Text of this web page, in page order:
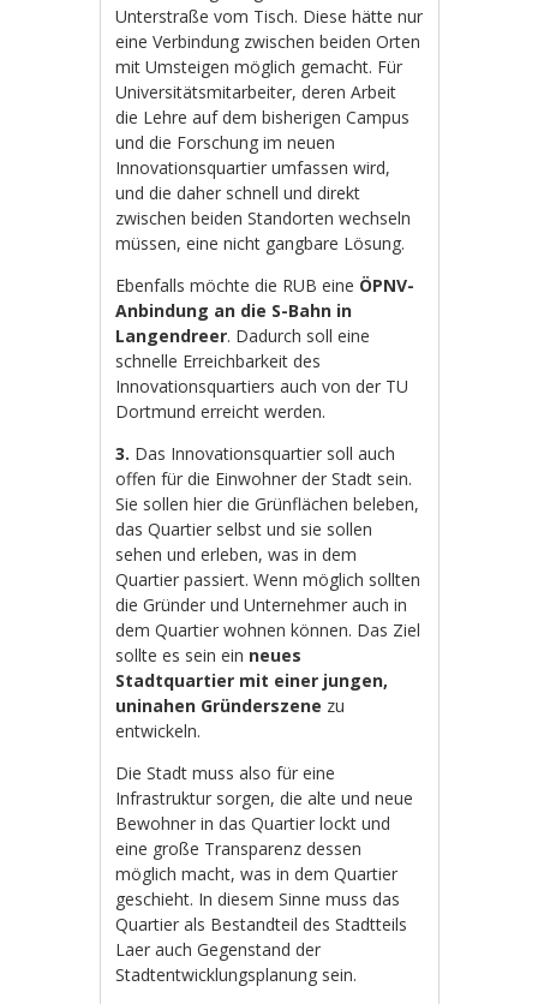
Unterstraße vom Tisch. Diese hätte nur
eine Verbindung zwischen beiden Orten
mit Umsteigen möglich gemacht. Für
Universitätsmitarbeiter, deren Arbeit
die Lehre auf dem bisherigen Campus
und die Forschung im neuen
Innovationsquartier umfassen wird,
und die daher schnell und direkt
zwischen beiden Standorten wechseln
müssen, eine nicht gangbare Lösung.
Ebenfalls möchte die RUB eine ÖPNV-
Anbindung an die S-Bahn in
Langendreer. Dadurch soll eine
schnelle Erreichbarkeit des
Innovationsquartiers auch von der TU
Dortmund erreicht werden.
3. Das Innovationsquartier soll auch
offen für die Einwohner der Stadt sein.
Sie sollen hier die Grünflächen beleben,
das Quartier selbst und sie sollen
sehen und erleben, was in dem
Quartier passiert. Wenn möglich sollten
die Gründer und Unternehmer auch in
dem Quartier wohnen können. Das Ziel
sollte es sein ein neues
Stadtquartier mit einer jungen,
uninahen Gründerszene zu
entwickeln.
Die Stadt muss also für eine
Infrastruktur sorgen, die alte und neue
Bewohner in das Quartier lockt und
eine große Transparenz dessen
möglich macht, was in dem Quartier
geschieht. In diesem Sinne muss das
Quartier als Bestandteil des Stadtteils
Laer auch Gegenstand der
Stadtentwicklungsplanung sein.